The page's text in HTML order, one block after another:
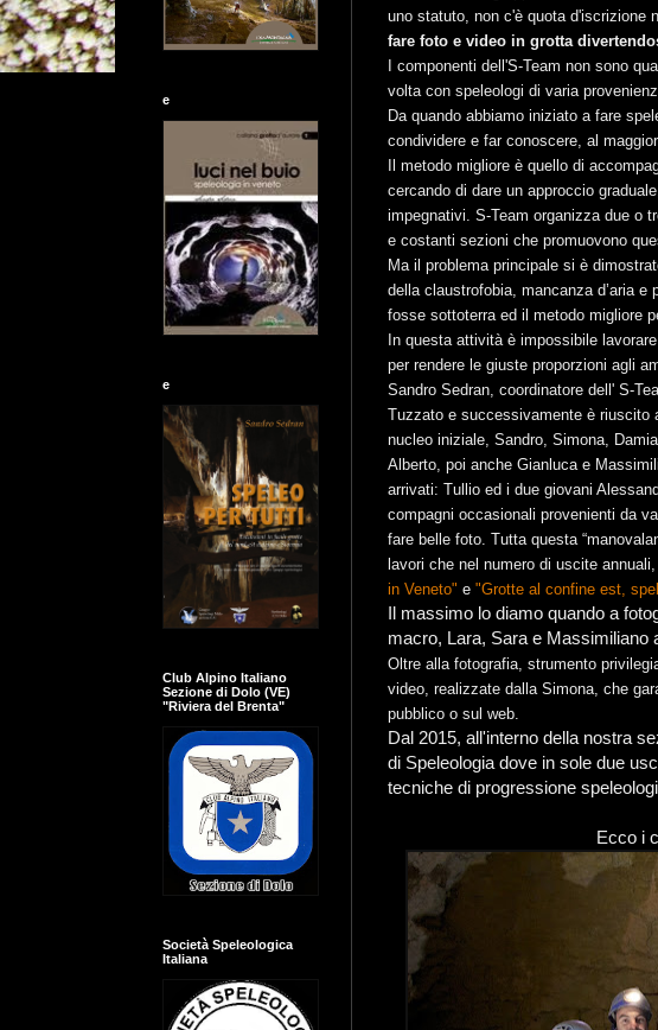
uno statuto, non c'è quota d'iscrizione
fare foto e video in grotta
I componenti dell'S-Team non sono
volta con speleologi di varia
Da quando abbiamo iniziato a fare
condividere e far conoscere, al
Il metodo migliore è quello di
cercando di dare un approccio
impegnativi. S-Team organizza due o
e costanti sezioni che promuovono
Ma il problema principale si è
della claustrofobia, mancanza d’aria
fosse sottoterra ed il metodo migliore
In questa attività è impossibile
per rendere le giuste proporzioni agli
Sandro Sedran, coordinatore dell' S-
Tuzzato e successivamente è riuscito
nucleo iniziale, Sandro, Simona,
Alberto, poi anche Gianluca e
arrivati: Tullio ed i due giovani
compagni occasionali provenienti da
fare belle foto. Tutta questa
lavori che nel numero di uscite
in Veneto" e "Grotte al confine est,
Il massimo lo diamo quando a
macro, Lara, Sara e Massimiliano
Oltre alla fotografia, strumento
video, realizzate dalla Simona, che
pubblico o sul web.
Dal 2015, all'interno della nostra
di Speleologia dove in sole due
tecniche di progressione
Ecco i
e
e
Club Alpino Italiano
Sezione di Dolo (VE)
"Riviera del Brenta"
Società Speleologica
Italiana